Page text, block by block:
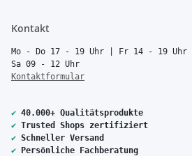
Kontakt
Mo - Do 17 - 19 Uhr | Fr 14 - 19 Uhr
Sa 09 - 12 Uhr
Kontaktformular
✔ 40.000+ Qualitätsprodukte
✔ Trusted Shops zertifiziert
✔ Schneller Versand
✔ Persönliche Fachberatung